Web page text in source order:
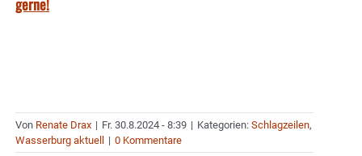
gerne!
Von Renate Drax | Fr. 30.8.2024 - 8:39 | Kategorien: Schlagzeilen,
Wasserburg aktuell
| 0 Kommentare